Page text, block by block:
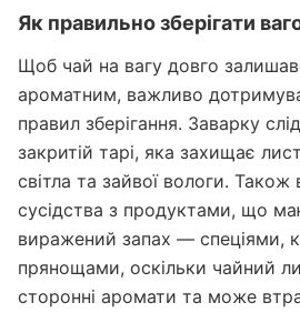
Як правильно зберігати
Щоб чай на вагу довго
ароматним, важливо
правил зберігання. Заварку
закритій тарі, яка захищає
світла та зайвої вологи. Також
сусідства з продуктами, що
виражений запах — спеціями,
прянощами, оскільки чайний
сторонні аромати та може